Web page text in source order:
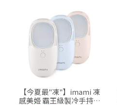
【今夏最"凍"】imami 凍
感美姬 霸王級製冷手持風